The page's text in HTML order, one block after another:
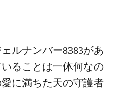
ルナンバー8383があ
ることは一体何なの
に満ちた天の守護者